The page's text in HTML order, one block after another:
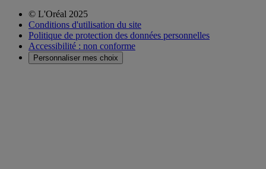
© L'Oréal 2025
Conditions d'utilisation du site
Politique de protection des données personnelles
Accessibilité : non conforme
Personnaliser mes choix